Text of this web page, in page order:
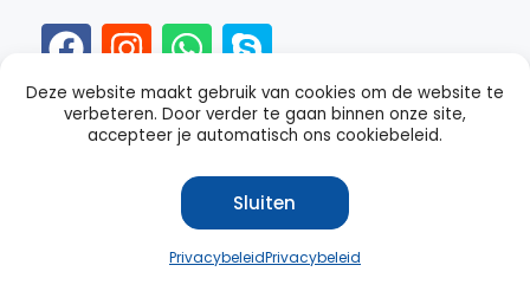
Deze website maakt gebruik van cookies om de website te
verbeteren. Door verder te gaan binnen onze site,
accepteer je automatisch ons cookiebeleid.
Sluiten
PrivacybeleidPrivacybeleid
goedmet een4.4van 5 op Trustpilot